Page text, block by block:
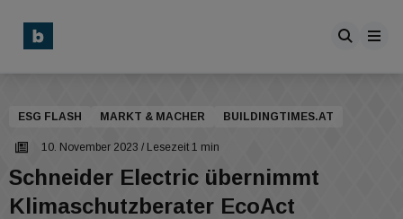
ESG FLASH MARKT & MACHER BUILDINGTIMES.AT
10. November 2023 / Lesezeit 1 min
Schneider Electric übernimmt
Klimaschutzberater EcoAct